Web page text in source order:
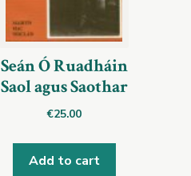
Seán Ó Ruadháin
Saol agus Saothar
€25.00
Add to cart